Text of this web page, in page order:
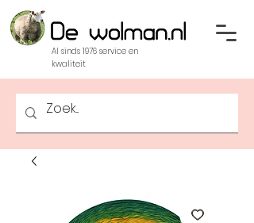
Al sinds 1976 service en
kwaliteit